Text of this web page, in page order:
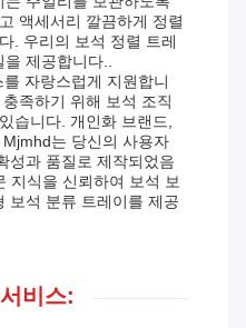
액세서리 깔끔하게 정렬
. 우리의 보석 정렬 트레
을 제공합니다..
자랑스럽게 지원합니
족하기 위해 보석 조직
습니다. 개인화 브랜드,
는 당신의 사용자
성과 품질로 제작되었음
지식을 신뢰하여 보석 보
보석 분류 트레이를 제공
비스: